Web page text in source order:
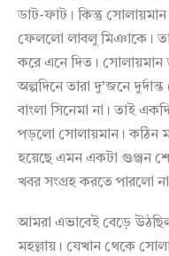
ডাট-ফাট। কিন্তু
ফেললো লাবলু মিঞাকে।
করে এনে দিত। সোলায়মান
অল্পদিনে তারা দু’জনে
বাংলা সিনেমা না। তাই
পড়লো সোলায়মান। কঠিন
হয়েছে এমন একটা গুঞ্জন
খবর সংগ্রহ করতে পারলো
আমরা এভাবেই বেড়ে
মহল্লায়। যেখান থেকে